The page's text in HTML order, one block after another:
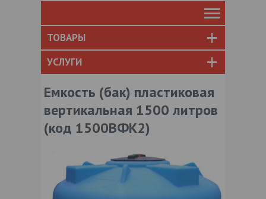
ТОВАРЫ
УСЛУГИ
Емкость (бак) пластиковая
вертикальная 1500 литров
(код 1500ВФК2)